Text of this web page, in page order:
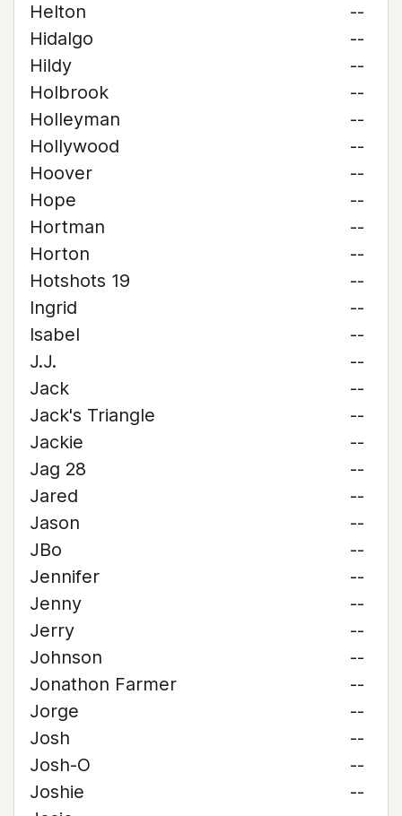
Helton
--
Hidalgo
--
Hildy
--
Holbrook
--
Holleyman
--
Hollywood
--
Hoover
--
Hope
--
Hortman
--
Horton
--
Hotshots 19
--
Ingrid
--
Isabel
--
J.J.
--
Jack
--
Jack's Triangle
--
Jackie
--
Jag 28
--
Jared
--
Jason
--
JBo
--
Jennifer
--
Jenny
--
Jerry
--
Johnson
--
Jonathon Farmer
--
Jorge
--
Josh
--
Josh-O
--
Joshie
--